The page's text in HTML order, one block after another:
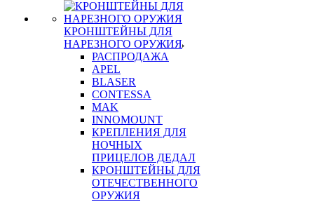
КРОНШТЕЙНЫ ДЛЯ
НАРЕЗНОГО ОРУЖИЯ
РАСПРОДАЖА
APEL
BLASER
CONTESSA
MAK
INNOMOUNT
КРЕПЛЕНИЯ ДЛЯ
НОЧНЫХ
ПРИЦЕЛОВ ДЕДАЛ
КРОНШТЕЙНЫ ДЛЯ
ОТЕЧЕСТВЕННОГО
ОРУЖИЯ